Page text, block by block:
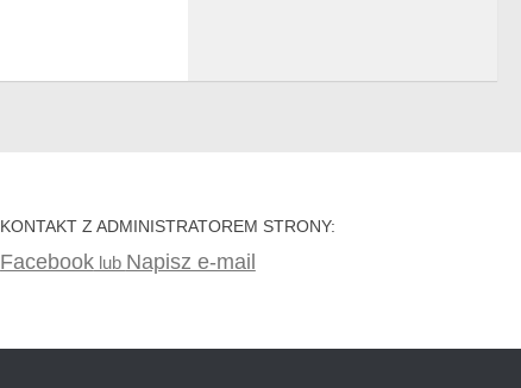
KONTAKT Z ADMINISTRATOREM STRONY:
Facebooklub Napisz e-mail